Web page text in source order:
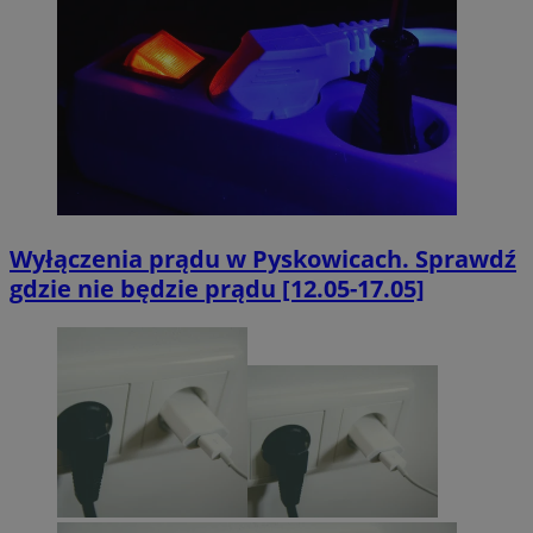
Wyłączenia prądu w Pyskowicach. Sprawdź
gdzie nie będzie prądu [12.05-17.05]
Domena
SessID
pyskowice.com.pl
pyskowice.com.pl
MvSessID pyskowice.com.pl
VISITOR_PRIVACY_METADATA
YouTube